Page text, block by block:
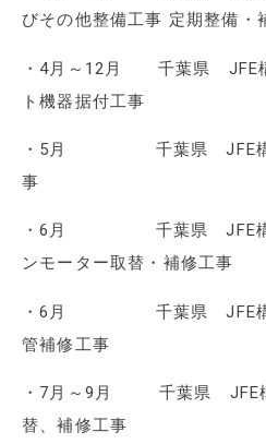
びその他整備工事 定期整備・
・4月～12月 千葉県 JFE
ト機器据付工事
・5月 千葉県 JFE構内
事
・6月 千葉県 JFE構
ンモーター取替・補修工事
・6月 千葉県 JFE構内
管補修工事
・7月～9月 千葉県 JFE
替、補修工事